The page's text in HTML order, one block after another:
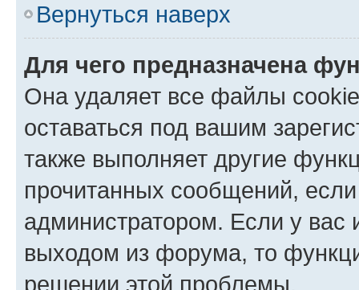
Вернуться наверх
Для чего предназначена
Она удаляет все файлы
оставаться под вашим
также выполняет другие
прочитанных сообщений,
администратором. Если у
выходом из форума, то
решении этой проблемы.